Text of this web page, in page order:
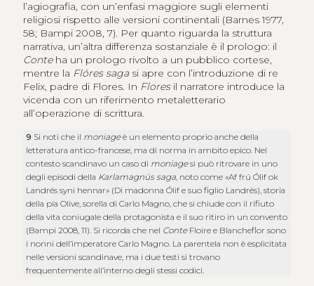
l’agiografia, con un’enfasi maggiore sugli elementi
religiosi rispetto alle versioni continentali (Barnes 1977,
58; Bampi 2008, 7). Per quanto riguarda la struttura
narrativa, un’altra differenza sostanziale è il prologo: il
Conteha un prologo rivolto a un pubblico cortese,
mentre la Flóres sagasi apre con l’introduzione di re
Felix, padre di Flores. In Floresil narratore introduce la
vicenda con un riferimento metaletterario
all’operazione di scrittura.
9 Si noti che il moniageè un elemento proprio anche della
letteratura antico-francese, ma di norma in ambito epico. Nel
contesto scandinavo un caso di moniagesi può ritrovare in uno
degli episodi della Karlamagnús saga, noto come «Af frú Ólif ok
Landrés syni hennar» (Di madonna Ólif e suo figlio Landrés), storia
della pia Olive, sorella di Carlo Magno, che si chiude con il rifiuto
della vita coniugale della protagonista e il suo ritiro in un convento
(Bampi 2008, 11). Si ricorda che nel ConteFloire e Blancheflor sono
i nonni dell’imperatore Carlo Magno. La parentela non è esplicitata
nelle versioni scandinave, ma i due testi si trovano
frequentemente all’interno degli stessi codici.